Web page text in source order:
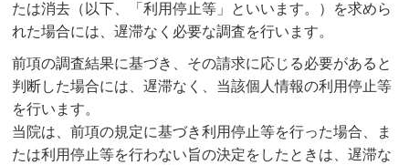
たは消去（以下、「利用停止等」といいます。）を求めら
れた場合には、遅滞なく必要な調査を行います。
前項の調査結果に基づき、その請求に応じる必要があると
判断した場合には、遅滞なく、当該個人情報の利用停止等
を行います。
当院は、前項の規定に基づき利用停止等を行った場合、ま
たは利用停止等を行わない旨の決定をしたときは、遅滞な